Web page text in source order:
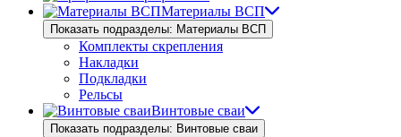
Материалы ВСП
Показать подразделы: Материалы ВСП
Комплекты скрепления
Накладки
Подкладки
Рельсы
Винтовые сваи
Показать подразделы: Винтовые сваи